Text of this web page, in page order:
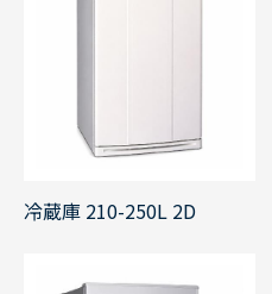
冷蔵庫 210-250L 2D